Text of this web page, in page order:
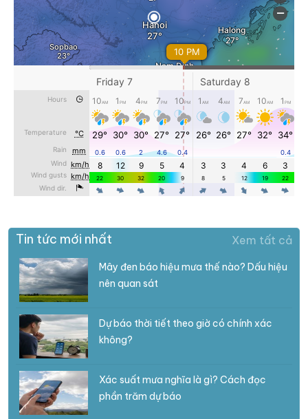
Tin tức mới nhất Xem tất cả
Mây đen báo hiệu mưa thế nào? Dấu hiệu
nên quan sát
Dự báo thời tiết theo giờ có chính xác
không?
Xác suất mưa nghĩa là gì? Cách đọc
phần trăm dự báo